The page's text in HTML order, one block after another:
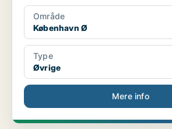
Område
København Ø
Type
Øvrige
Mere info